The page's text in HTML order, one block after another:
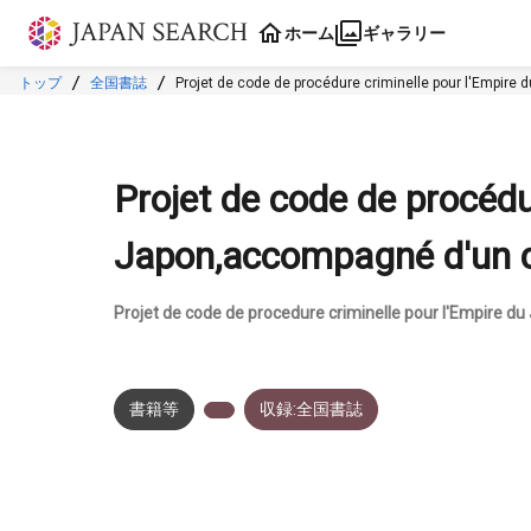
本文に飛ぶ
ホーム ギャラリー
トップ 全国書誌 Projet de code de procédure criminelle pour l'Empire
Projet de code de
Japon,accompagné d'un
Projet de code de procedure criminelle pour l'Empire
書籍等 収録:全国書誌